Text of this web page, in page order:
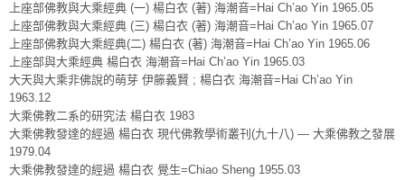
上座部佛教與大乘經典 (一) 楊白衣 (著) 海潮音=Hai Ch’ao Yin 1965.05
上座部佛教與大乘經典 (三) 楊白衣 (著) 海潮音=Hai Ch’ao Yin 1965.07
上座部佛教與大乘經典(二) 楊白衣 (著) 海潮音=Hai Ch’ao Yin 1965.06
上座部與大乘經典 楊白衣 海潮音=Hai Ch’ao Yin 1965.03
大天與大乘非佛說的萌芽 伊籐義賢 ; 楊白衣 海潮音=Hai Ch’ao Yin
1963.12
大乘佛教二系的研究法 楊白衣 1983
大乘佛教發達的經過 楊白衣 現代佛教學術叢刊(九十八) — 大乘佛教之發展
1979.04
大乘佛教發達的經過 楊白衣 覺生=Chiao Sheng 1955.03